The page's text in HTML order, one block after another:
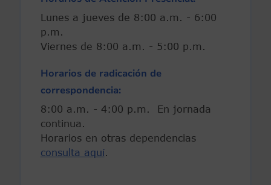
Lunes a jueves de 8:00 a.m. - 6:00
p.m.
Viernes de 8:00 a.m. - 5:00 p.m.
Horarios de radicación de
correspondencia:
8:00 a.m. - 4:00 p.m. En jornada
continua.
Horarios en otras dependencias
consulta aquí.